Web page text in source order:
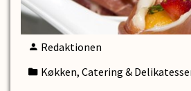
Redaktionen
Køkken, Catering &